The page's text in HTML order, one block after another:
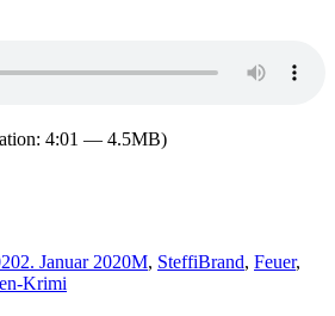
4:01 — 4.5MB)
2. Januar 2020M, SteffiBrand, Feuer,
Krimi